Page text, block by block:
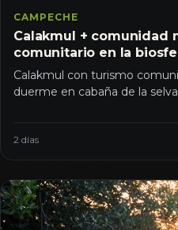
CAMPECHE
Calakmul + comunidad
comunitario en la
Calakmul con turismo
duerme en cabaña de la
2 días